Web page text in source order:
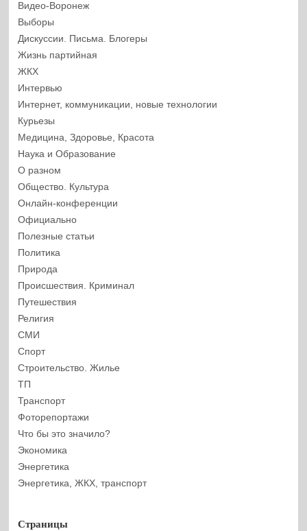
Видео-Воронеж
Выборы
Дискуссии. Письма. Блогеры
Жизнь партийная
ЖКХ
Интервью
Интернет, коммуникации, новые технологии
Курьезы
Медицина, Здоровье, Красота
Наука и Образование
О разном
Общество. Культура
Онлайн-конференции
Официально
Полезные статьи
Политика
Природа
Происшествия. Криминал
Путешествия
Религия
СМИ
Спорт
Строительство. Жилье
ТП
Транспорт
Фоторепортажи
Что бы это значило?
Экономика
Энергетика
Энергетика, ЖКХ, транспорт
Страницы